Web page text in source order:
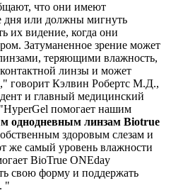
что они имеют
дня или должны мигнуть
их видение, когда они
Затуманенное зрение может
теряющими влажность,
линзы и может
говорит Кэлвин Робертс М.Д.,
и главный медицинский
HyperGel помогает нашим
однодневным линзам Biotrue
здоровым слезам и
же самый уровень влажности
BioTrue ONEday
свою форму и поддержать
"